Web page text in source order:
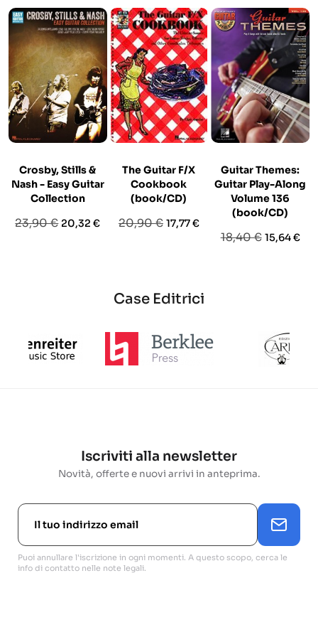
Crosby, Stills &
Nash - Easy Guitar
Collection
Prezzo
23,90 € Prezzo
20,32 €
The Guitar F/X
Cookbook
(book/CD)
Prezzo
20,90 € Prezzo
17,77 €
Guitar Themes:
Guitar Play-Along
Volume 136
(book/CD)
Prezzo
18,40 € Prezzo
15,64 €
Case Editrici
Iscriviti alla newsletter
Novità, offerte e nuovi arrivi in anteprima.
Puoi annullare l'iscrizione in ogni momenti. A questo scopo, cerca le
info di contatto nelle note legali.